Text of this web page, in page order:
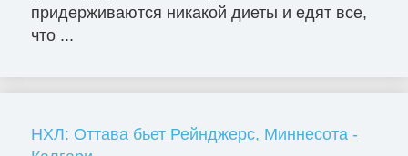
придерживаются никакой диеты и едят все,
что ...
НХЛ: Оттава бьет Рейнджерс, Миннесота -